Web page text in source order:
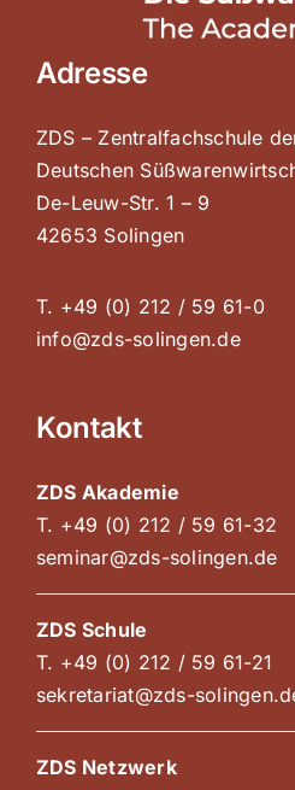
Adresse
ZDS – Zentralfachschule
Deutschen
De-Leuw-Str. 1 – 9
42653 Solingen
T. +49 (0) 212 / 59 61-0
info@zds-solingen.de
Kontakt
ZDS Akademie
T. +49 (0) 212 / 59 61-32
seminar@zds-solingen.de
ZDS Schule
T. +49 (0) 212 / 59 61-21
sekretariat@zds-
ZDS Netzwerk